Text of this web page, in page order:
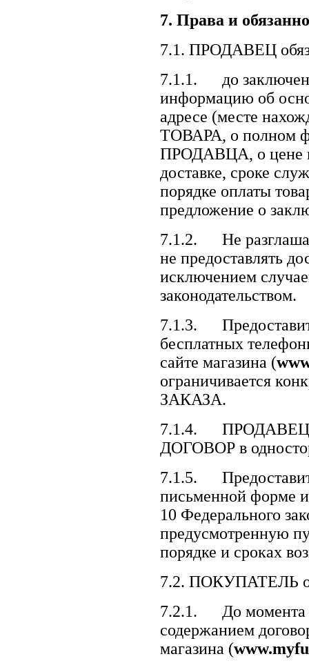
7. Права и
7.1. ПРОДАВЕЦ
7.1.1. до
информацию об
адресе (месте
ТОВАРА, о полном
ПРОДАВЦА, о цене и
доставке, сроке
порядке оплаты
предложение о
7.1.2. Не
не предоставлять
исключением
законодательством.
7.1.3.
бесплатных
сайте магазина (
ограничивается
ЗАКАЗА.
7.1.4. ПРОДАВЕЦ
ДОГОВОР в
7.1.5.
письменной форме
10 Федерального
предусмотренную
порядке и сроках
7.2. ПОКУПАТЕЛЬ
7.2.1. До момента
содержанием
магазина (www.